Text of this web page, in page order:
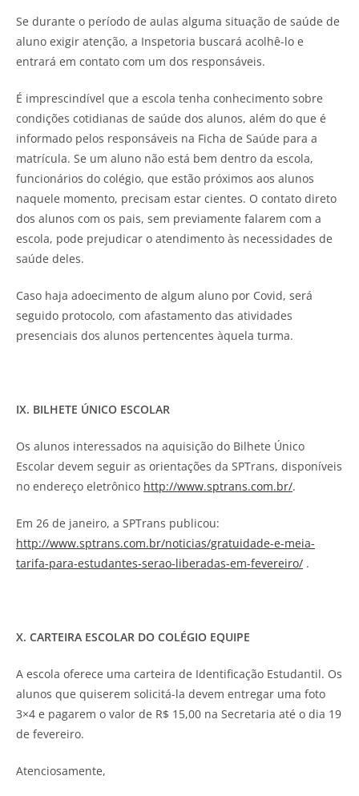
Se durante o período de aulas alguma situação de saúde de
aluno exigir atenção, a Inspetoria buscará acolhê-lo e
entrará em contato com um dos responsáveis.
É imprescindível que a escola tenha conhecimento sobre
condições cotidianas de saúde dos alunos, além do que é
informado pelos responsáveis na Ficha de Saúde para a
matrícula. Se um aluno não está bem dentro da escola,
funcionários do colégio, que estão próximos aos alunos
naquele momento, precisam estar cientes. O contato direto
dos alunos com os pais, sem previamente falarem com a
escola, pode prejudicar o atendimento às necessidades de
saúde deles.
Caso haja adoecimento de algum aluno por Covid, será
seguido protocolo, com afastamento das atividades
presenciais dos alunos pertencentes àquela turma.
IX. BILHETE ÚNICO ESCOLAR
Os alunos interessados na aquisição do Bilhete Único
Escolar devem seguir as orientações da SPTrans, disponíveis
no endereço eletrônico http://www.sptrans.com.br/.
Em 26 de janeiro, a SPTrans publicou:
http://www.sptrans.com.br/noticias/gratuidade-e-meia-
tarifa-para-estudantes-serao-liberadas-em-fevereiro/ .
X. CARTEIRA ESCOLAR DO COLÉGIO EQUIPE
A escola oferece uma carteira de Identificação Estudantil. Os
alunos que quiserem solicitá-la devem entregar uma foto
3×4 e pagarem o valor de R$ 15,00 na Secretaria até o dia 19
de fevereiro.
Atenciosamente,